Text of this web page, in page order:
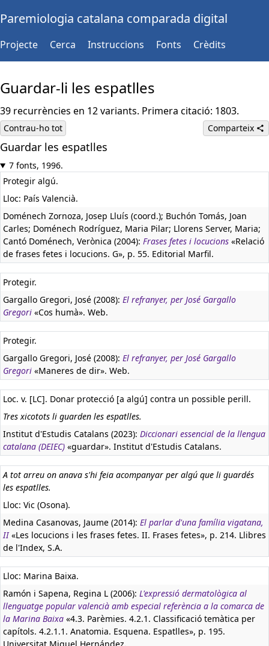
Paremiologia catalana comparada digital
Projecte Cerca Instruccions Fonts Crèdits
Guardar-li les espatlles
39 recurrències en 12 variants. Primera citació: 1803.
Contrau-ho tot Comparteix
Guardar les espatlles
7 fonts, 1996.
Protegir algú.
Lloc: País Valencià.
Doménech Zornoza, Josep Lluís (coord.); Buchón Tomás, Joan
Carles; Doménech Rodríguez, Maria Pilar; Llorens Server, Maria;
Cantó Doménech, Verònica (2004): Frases fetes i locucions «Relació
de frases fetes i locucions. G», p. 55. Editorial Marfil.
Protegir.
Gargallo Gregori, José (2008): El refranyer, per José Gargallo
Gregori «Cos humà». Web.
Protegir.
Gargallo Gregori, José (2008): El refranyer, per José Gargallo
Gregori «Maneres de dir». Web.
Loc. v. [LC]. Donar protecció [a algú] contra un possible perill.
Tres xicotots li guarden les espatlles.
Institut d'Estudis Catalans (2023): Diccionari essencial de la llengua
catalana (DEIEC) «guardar». Institut d'Estudis Catalans.
A tot arreu on anava s'hi feia acompanyar per algú que li guardés
les espatlles.
Lloc: Vic (Osona).
Medina Casanovas, Jaume (2014): El parlar d'una família vigatana,
II«Les locucions i les frases fetes. II. Frases fetes», p. 214. Llibres
de l'Index, S.A.
Lloc: Marina Baixa.
Ramón i Sapena, Regina L (2006): L'expressió dermatològica al
llenguatge popular valencià amb especial referència a la comarca de
la Marina Baixa «4.3. Parèmies. 4.2.1. Classificació temàtica per
capítols. 4.2.1.1. Anatomia. Esquena. Espatlles», p. 195.